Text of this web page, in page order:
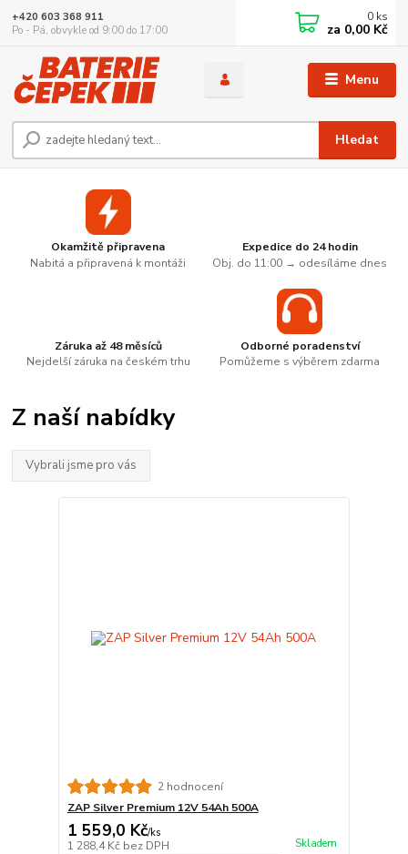
Menu
Hledat
+420 603 368 911
Po - Pá, obvykle od 9:00 do 17:00
0 ks
za 0,00 Kč
Okamžitě připravena
Nabitá a připravená k montáži
Expedice do 24 hodin
Obj. do 11:00 → odesíláme dnes
Záruka až 48 měsíců
Nejdelší záruka na českém trhu
Odborné poradenství
Pomůžeme s výběrem zdarma
Z naší nabídky
Vybrali jsme pro vás
2 hodnocení
ZAP Silver Premium 12V 54Ah 500A
1 559,0 Kč/ks
1 288,4 Kč bez DPH Skladem